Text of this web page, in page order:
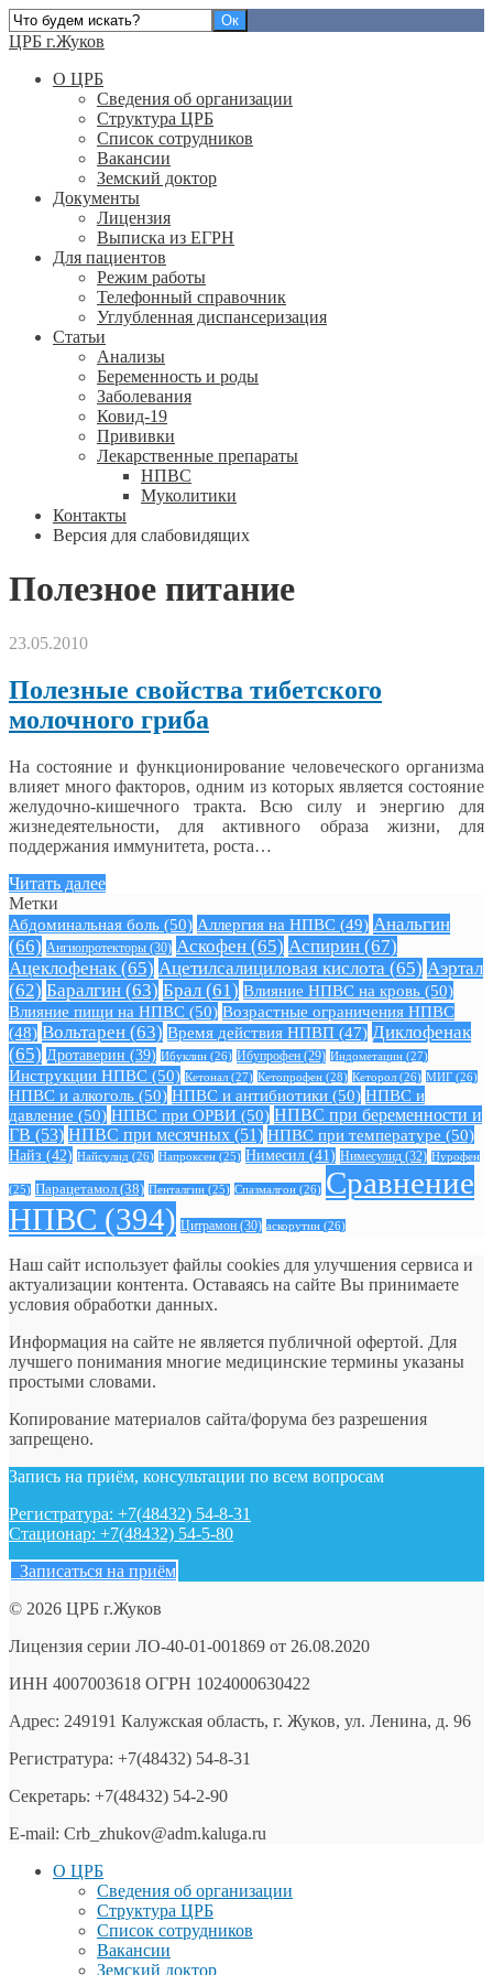
ЦРБ г.Жуков
О ЦРБ
Сведения об организации
Структура ЦРБ
Список сотрудников
Вакансии
Земский доктор
Документы
Лицензия
Выписка из ЕГРН
Для пациентов
Режим работы
Телефонный справочник
Углубленная диспансеризация
Статьи
Анализы
Беременность и роды
Заболевания
Ковид-19
Прививки
Лекарственные препараты
НПВС
Муколитики
Контакты
Версия для слабовидящих
Полезное питание
23.05.2010
Полезные свойства тибетского
молочного гриба
На состояние и функционирование человеческого организма
влияет много факторов, одним из которых является состояние
желудочно-кишечного тракта. Всю силу и энергию для
жизнедеятельности, для активного образа жизни, для
поддержания иммунитета, роста…
Читать далее
Метки
Абдоминальная боль (50) Аллергия на НПВС (49) Анальгин
(66) Ангиопротекторы (30) Аскофен (65) Аспирин (67)
Ацеклофенак (65) Ацетилсалициловая кислота (65) Аэртал
(62) Баралгин (63) Брал (61) Влияние НПВС на кровь (50)
Влияние пищи на НПВС (50) Возрастные ограничения НПВС
(48) Вольтарен (63) Время действия НПВП (47) Диклофенак
(65) Дротаверин (39) Ибуклин (26) Ибупрофен (29) Индометацин (27)
Инструкции НПВС (50) Кетонал (27) Кетопрофен (28) Кеторол (26) МИГ (26)
НПВС и алкоголь (50) НПВС и антибиотики (50) НПВС и
давление (50) НПВС при ОРВИ (50) НПВС при беременности и
ГВ (53) НПВС при месячных (51) НПВС при температуре (50)
Найз (42) Найсулид (26) Напроксен (25) Нимесил (41) Нимесулид (32) Нурофен
(25) Парацетамол (38) Пенталгин (25) Спазмалгон (26) Сравнение
НПВС (394) Цитрамон (30) аскорутин (26)
Наш сайт использует файлы cookies для улучшения сервиса и
актуализации контента. Оставаясь на сайте Вы принимаете
условия обработки данных.
Информация на сайте не является публичной офертой. Для
лучшего понимания многие медицинские термины указаны
простыми словами.
Копирование материалов сайта/форума без разрешения
запрещено.
Запись на приём, консультации по всем вопросам
Регистратура: +7(48432) 54-8-31
Стационар: +7(48432) 54-5-80
Записаться на приём
© 2026 ЦРБ г.Жуков
Лицензия серии ЛО-40-01-001869 от 26.08.2020
ИНН 4007003618 ОГРН 1024000630422
Адрес: 249191 Калужская область, г. Жуков, ул. Ленина, д. 96
Регистратура: +7(48432) 54-8-31
Секретарь: +7(48432) 54-2-90
E-mail: Crb_zhukov@adm.kaluga.ru
О ЦРБ
Сведения об организации
Структура ЦРБ
Список сотрудников
Вакансии
Земский доктор